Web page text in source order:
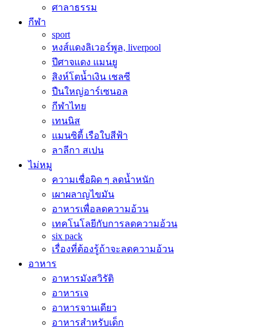
ศาลาธรรม
กีฬา
sport
หงส์แดงลิเวอร์พูล, liverpool
ปีศาจแดง แมนยู
สิงห์โตน้ำเงิน เชลซี
ปืนใหญ่อาร์เซนอล
กีฬาไทย
เทนนิส
แมนซิตี้ เรือใบสีฟ้า
ลาลีกา สเปน
ไม่หมู
ความเชื่อผิด ๆ ลดน้ำหนัก
เผาผลาญไขมัน
อาหารเพื่อลดความอ้วน
เทคโนโลยีกับการลดความอ้วน
six pack
เรื่องที่ต้องรู้ถ้าจะลดความอ้วน
อาหาร
อาหารมังสวิรัติ
อาหารเจ
อาหารจานเดียว
อาหารสำหรับเด็ก